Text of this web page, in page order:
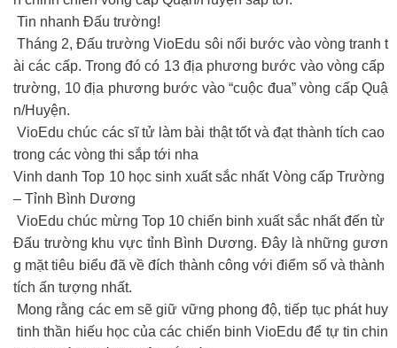
Tin nhanh Đấu trường!
Tháng 2, Đấu trường VioEdu sôi nổi bước vào vòng tranh t
ài các cấp. Trong đó có 13 địa phương bước vào vòng cấp
trường, 10 địa phương bước vào “cuộc đua” vòng cấp Quậ
n/Huyện.
VioEdu chúc các sĩ tử làm bài thật tốt và đạt thành tích cao
trong các vòng thi sắp tới nha
Vinh danh Top 10 học sinh xuất sắc nhất Vòng cấp Trường
– Tỉnh Bình Dương
️ VioEdu chúc mừng Top 10 chiến binh xuất sắc nhất đến từ
Đấu trường khu vực tỉnh Bình Dương. Đây là những gươn
g mặt tiêu biểu đã về đích thành công với điểm số và thành
tích ấn tượng nhất.
Mong rằng các em sẽ giữ vững phong độ, tiếp tục phát huy
tinh thần hiếu học của các chiến binh VioEdu để tự tin chin